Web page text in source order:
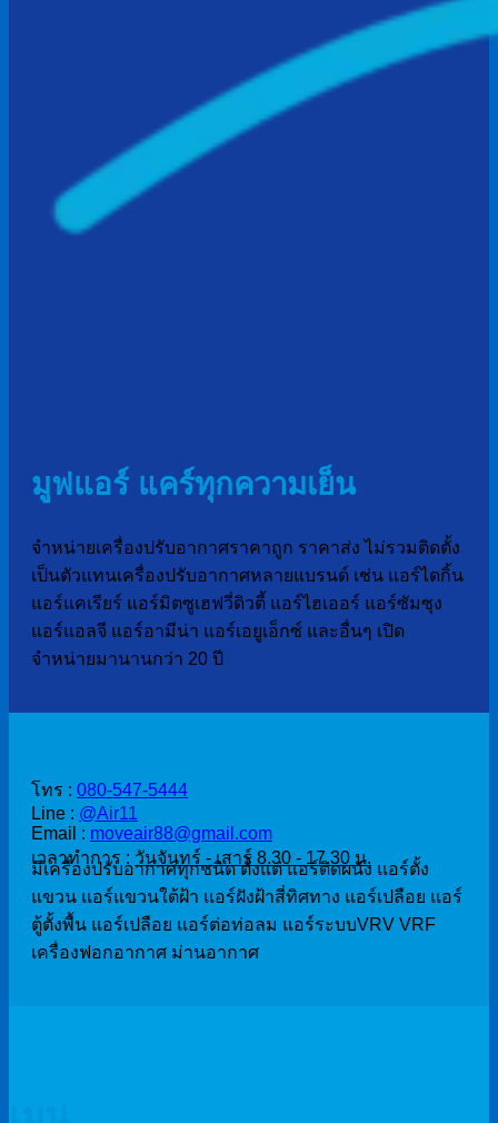
มูฟแอร์ แคร์ทุกความเย็น
จำหน่ายเครื่องปรับอากาศราคาถูก ราคาส่ง ไม่รวมติดตั้ง
เป็นตัวแทนเครื่องปรับอากาศหลายแบรนด์ เช่น แอร์ไดกิ้น
แอร์แคเรียร์ แอร์มิตซูเฮฟวี่ดิวตี้ แอร์ไฮเออร์ แอร์ซัมซุง
แอร์แอลจี แอร์อามีน่า แอร์เอยูเอ็กซ์ และอื่นๆ เปิด
จำหน่ายมานานกว่า 20 ปี
ติดต่อสั่งซื้อ
โทร : 080-547-5444
Line : @Air11
Email : moveair88@gmail.com
เวลาทำการ : วันจันทร์ - เสาร์ 8.30 - 17.30 น.
มีเครื่องปรับอากาศทุกชนิด ตั้งแต่ แอร์ติดผนัง แอร์ตั้ง
แขวน แอร์แขวนใต้ฝ้า แอร์ฝังฝ้าสี่ทิศทาง แอร์เปลือย แอร์
ตู้ตั้งพื้น แอร์เปลือย แอร์ต่อท่อลม แอร์ระบบVRV VRF
เครื่องฟอกอากาศ ม่านอากาศ